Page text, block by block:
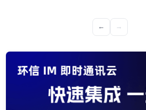
← →
通讯云服务条款